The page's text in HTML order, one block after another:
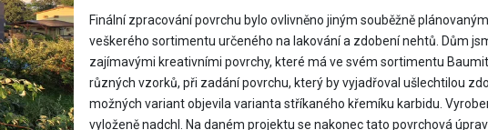
Finální zpracování povrchu bylo ovlivněno jiným souběžně
veškerého sortimentu určeného na lakování a zdobení nehtů. Dům
zajímavými kreativními povrchy, které má ve svém sortimentu
různých vzorků, při zadání povrchu, který by vyjadřoval ušlechtilou
možných variant objevila varianta stříkaného křemíku karbidu.
vyloženě nadchl. Na daném projektu se nakonec tato povrchová